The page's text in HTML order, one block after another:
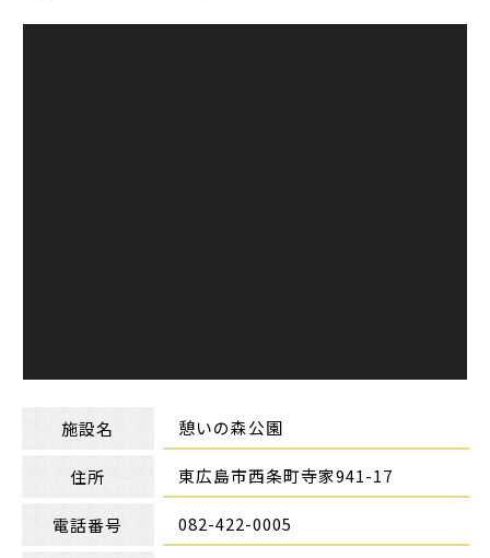
施設名 憩いの森公園
住所 東広島市西条町寺家941-17
電話番号 082-422-0005